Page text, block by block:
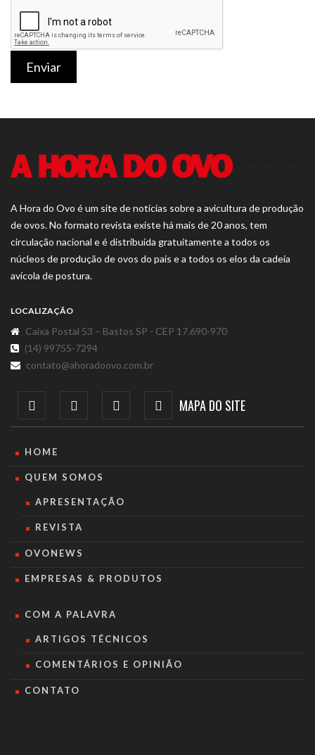
Enviar
A Hora do Ovo é um site de notícias sobre a avicultura de produção
de ovos. No formato revista existe há mais de 20 anos, tem
circulação nacional e é distribuída gratuitamente a todos os
núcleos de produção de ovos do país e a todos os elos da cadeia
avícola de postura.
LOCALIZAÇÃO
Caixa Postal 53 – Bastos SP - CEP 17.690-970
(14) 99755-7294
contato@ahoradoovo.com.br
MAPA DO SITE
HOME
QUEM SOMOS
APRESENTAÇÃO
REVISTA
OVONEWS
EMPRESAS & PRODUTOS
COM A PALAVRA
ARTIGOS TÉCNICOS
COMENTÁRIOS E OPINIÃO
CONTATO